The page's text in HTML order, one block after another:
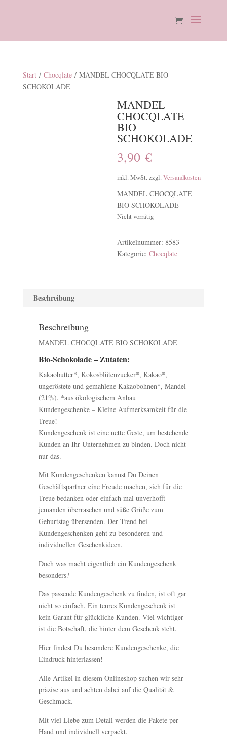
Start/ Chocqlate/ MANDEL CHOCQLATE BIO
SCHOKOLADE
MANDEL
CHOCQLATE
BIO
SCHOKOLADE
3,90€
inkl. MwSt. zzgl.Versandkosten
MANDEL CHOCQLATE
BIO SCHOKOLADE
Nicht vorrätig
Artikelnummer: 8583
Kategorie:Chocqlate
Beschreibung
Beschreibung
MANDEL CHOCQLATE BIO SCHOKOLADE
Bio-Schokolade – Zutaten:
Kakaobutter*, Kokosblütenzucker*, Kakao*,
ungeröstete und gemahlene Kakaobohnen*, Mandel
(21%). *aus ökologischem Anbau
Kundengeschenke – Kleine Aufmerksamkeit für die
Treue!
Kundengeschenk ist eine nette Geste, um bestehende
Kunden an Ihr Unternehmen zu binden. Doch nicht
nur das.
Mit Kundengeschenken kannst Du Deinen
Geschäftspartner eine Freude machen, sich für die
Treue bedanken oder einfach mal unverhofft
jemanden überraschen und süße Grüße zum
Geburtstag übersenden. Der Trend bei
Kundengeschenken geht zu besonderen und
individuellen Geschenkideen.
Doch was macht eigentlich ein Kundengeschenk
besonders?
Das passende Kundengeschenk zu finden, ist oft gar
nicht so einfach. Ein teures Kundengeschenk ist
kein Garant für glückliche Kunden. Viel wichtiger
ist die Botschaft, die hinter dem Geschenk steht.
Hier findest Du besondere Kundengeschenke, die
Eindruck hinterlassen!
Alle Artikel in diesem Onlineshop suchen wir sehr
präzise aus und achten dabei auf die Qualität &
Geschmack.
Mit viel Liebe zum Detail werden die Pakete per
Hand und individuell verpackt.